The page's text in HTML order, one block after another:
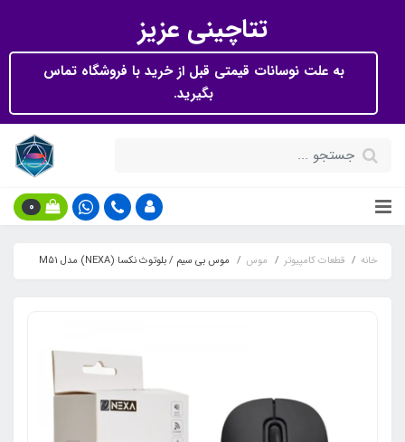
تتاچینی عزیز
به علت نوسانات قیمتی قبل از خرید با فروشگاه تماس
بگیرید.
0
خانه قطعات کامپیوتر موس موس بی سیم / بلوتوث نکسا (NEXA) مدل M51